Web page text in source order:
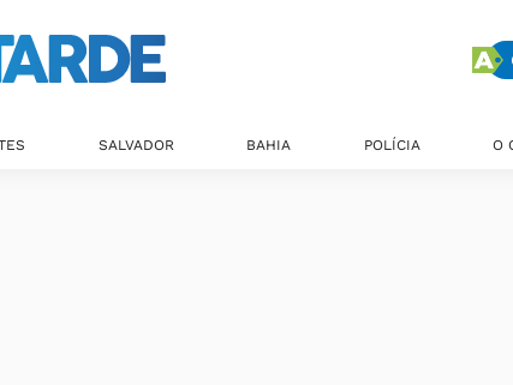
SALVADOR BAHIA POLÍCIA O